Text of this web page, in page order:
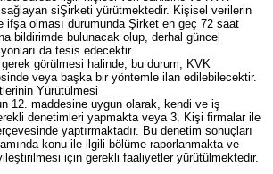
sağlayan siŞirketi yürütmektedir. Kişisel verilerin
ifşa olması durumunda Şirket en geç 72 saat
bildirimde bulunacak olup, derhal güncel
da tesis edecektir.
görülmesi halinde, bu durum, KVK
veya başka bir yöntemle ilan edilebilecektir.
Yürütülmesi
12. maddesine uygun olarak, kendi ve iş
denetimleri yapmakta veya 3. Kişi firmalar ile
yaptırmaktadır. Bu denetim sonuçları
konu ile ilgili bölüme raporlanmakta ve
için gerekli faaliyetler yürütülmektedir.